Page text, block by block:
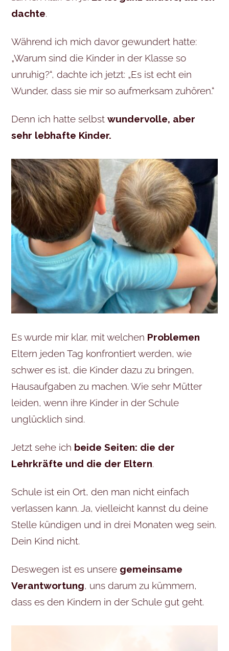
dachte.
Während ich mich davor gewundert hatte:
„Warum sind die Kinder in der Klasse so
unruhig?“, dachte ich jetzt: „Es ist echt ein
Wunder, dass sie mir so aufmerksam zuhören.“
Denn ich hatte selbstwundervolle, aber
sehr lebhafte Kinder.
Es wurde mir klar, mit welchen Problemen
Eltern jeden Tag konfrontiert werden, wie
schwer es ist, die Kinder dazu zu bringen,
Hausaufgaben zu machen. Wie sehr Mütter
leiden, wenn ihre Kinder in der Schule
unglücklich sind.
Jetzt sehe ich beide Seiten: die der
Lehrkräfte und die der Eltern.
Schule ist ein Ort, den man nicht einfach
verlassen kann. Ja, vielleicht kannst du deine
Stelle kündigen und in drei Monaten weg sein.
Dein Kind nicht.
Deswegen ist es unsere gemeinsame
Verantwortung, uns darum zu kümmern,
dass es den Kindern in der Schule gut geht.